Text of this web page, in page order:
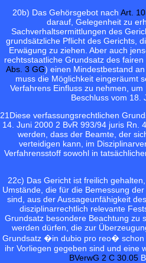
20b) Das Gehörsgebot nach Art.
darauf, Gelegenheit zu
Sachverhaltsermittlungen des
grundsätzliche Pflicht des Gerichts,
Erwägung zu ziehen. Aber auch
rechtsstaatliche Grundsatz des fairen
Abs. 3 GG) einen Mindestbestand
muss die Möglichkeit eingeräumt
Verfahrens Einfluss zu nehmen,
Beschluss vom 18.
21 Diese verfassungsrechtlichen
14. Juni 2000 2 BvR 993/94 juris Rn.
werden, dass der Beamte, der
verteidigen kann, im
Verfahrensstoff sowohl in
22c) Das Gericht ist freilich
Umstände, die für die Bemessung
sind, aus der Aussageunfähigkeit
disziplinarrechtlich relevante
Grundsatz besondere Beachtung zu
werden dürfen, die zur
Grundsatz �in dubio pro reo� schon
ihr Vorliegen gegeben sind und eine
BVerwG 2 C 30.05